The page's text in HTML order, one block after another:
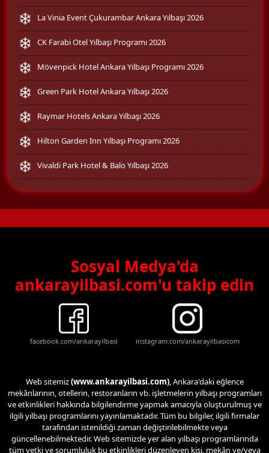
La Vinia Event Çukurambar Ankara Yılbaşı 2026
CK Farabi Otel Yılbaşı Programı 2026
Mövenpick Hotel Ankara Yılbaşı Programı 2026
Green Park Hotel Ankara Yılbaşı 2026
Raymar Hotels Ankara Yılbaşı 2026
Hilton Garden Inn Yılbaşı Programı 2026
Vivaldi Park Hotel & Balo Yılbaşı 2026
Sosyal Medya'da
ankarayilbasi.com'u takip edin
facebook.com/ankarayilbasi instagram.com/ankarayilbasicom
Web sitemiz(www.ankarayilbasi.com), Ankara'daki eğlence
mekânlarının, otellerin, restoranların vb. işletmelerin yılbaşı programları
ve etkinlikleri hakkında bilgilendirme yapmak amacıyla oluşturulmuş ve
ilgili yılbaşı programlarını yayınlamaktadır. Tüm bu bilgiler, ilgili firmalar
tarafından istenildiği zaman değiştirilebilmekte veya
güncellenebilmektedir. Web sitemizde yer alan yılbaşı programlarında
tüm yetki ve sorumluluk bu etkinlikleri düzenleyen kişi, mekân ve/veya